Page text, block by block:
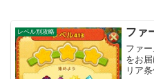
レベル別攻略 ファ
ファ
をお
リア条